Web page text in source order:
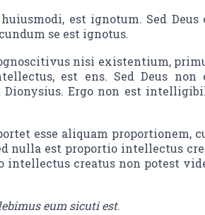
est ignotum. Sed Deus
se est ignotus.
nisi existentium,
est ens. Sed Deus non
Ergo non est
esse aliquam proportionem,
nulla est proportio intellectus
intellectus creatus non potest
eum sicuti est.